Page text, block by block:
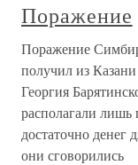
Поражение
Поражение
получил из
Георгия
располагали
достаточно денег
они сговорились